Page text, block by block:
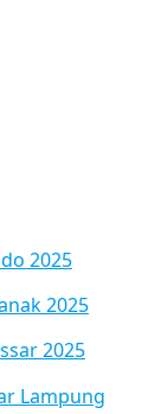
2025
2025
2025
Lampung